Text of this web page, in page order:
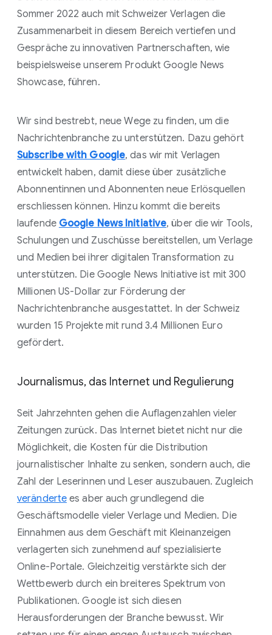
Sommer 2022 auch mit Schweizer Verlagen die
Zusammenarbeit in diesem Bereich vertiefen und
Gespräche zu innovativen Partnerschaften, wie
beispielsweise unserem Produkt Google News
Showcase, führen.
Wir sind bestrebt, neue Wege zu finden, um die
Nachrichtenbranche zu unterstützen. Dazu gehört
Subscribe with Google, das wir mit Verlagen
entwickelt haben, damit diese über zusätzliche
Abonnentinnen und Abonnenten neue Erlösquellen
erschliessen können. Hinzu kommt die bereits
laufende Google News Initiative, über die wir Tools,
Schulungen und Zuschüsse bereitstellen, um Verlage
und Medien bei ihrer digitalen Transformation zu
unterstützen. Die Google News Initiative ist mit 300
Millionen US-Dollar zur Förderung der
Nachrichtenbranche ausgestattet. In der Schweiz
wurden 15 Projekte mit rund 3.4 Millionen Euro
gefördert.
Journalismus, das Internet und Regulierung
Seit Jahrzehnten gehen die Auflagenzahlen vieler
Zeitungen zurück. Das Internet bietet nicht nur die
Möglichkeit, die Kosten für die Distribution
journalistischer Inhalte zu senken, sondern auch, die
Zahl der Leserinnen und Leser auszubauen. Zugleich
veränderte es aber auch grundlegend die
Geschäftsmodelle vieler Verlage und Medien. Die
Einnahmen aus dem Geschäft mit Kleinanzeigen
verlagerten sich zunehmend auf spezialisierte
Online-Portale. Gleichzeitig verstärkte sich der
Wettbewerb durch ein breiteres Spektrum von
Publikationen. Google ist sich diesen
Herausforderungen der Branche bewusst. Wir